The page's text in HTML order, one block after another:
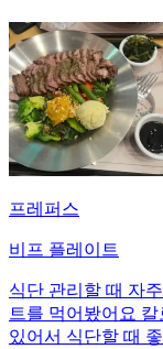
프레퍼스
비프 플레이트
식단 관리할 때 자
트를 먹어봤어요
있어서 식단할 때